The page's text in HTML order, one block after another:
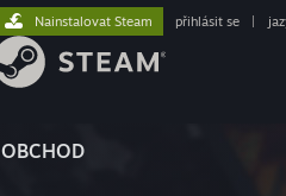
OBCHOD
Nainstalovat Steam přihlásit se